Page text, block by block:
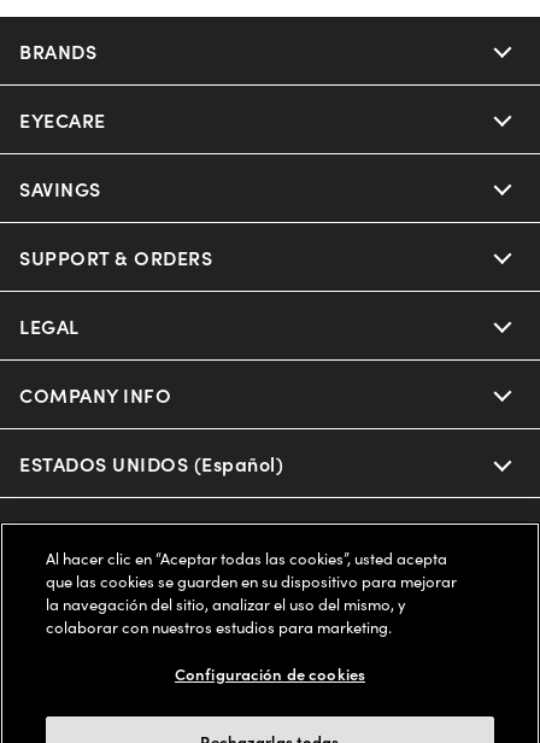
BRANDS
Nuance Audio
Ray-Ban
Oakley
Miu Miu
Prada
Michael Kors
Coach
EYECARE
Our Eyeglasses
Our Sunglasses
Our Contact Lenses
Eyewear Trends
Our Lenses
Schedule an Eye Exam
SAVINGS
Offers & Discount
Insurance
FSA & HSA
AARP Members
SUPPORT & ORDERS
Help Center
Online Order Status
Shipping & Returns
Frame Advisor
Style Guide
LEGAL
Privacy Policy
Terms of Use
Notice of Financial Incentive
Independent Doctor's Notice
COMPANY INFO
About us
Accessibility
Our Flagship Stores
Find a Store
ESTADOS UNIDOS (Español)
Buy now, pay later with Klarna*, Affirm or Cash App Afterpay.
Learn More
Al hacer clic en “Aceptar todas las cookies”, usted acepta
que las cookies se guarden en su dispositivo para mejorar
la navegación del sitio, analizar el uso del mismo, y
colaborar con nuestros estudios para marketing.
Configuración de cookies